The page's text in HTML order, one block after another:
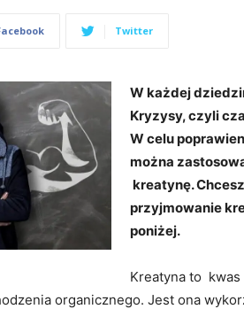
Twitter
W każdej
Kryzysy, czyli
W celu
można
kreatynę.
przyjmowanie
poniżej.
Kreatyna to
organicznego. Jest ona